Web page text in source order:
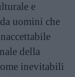
e
uomini che
della
inevitabili